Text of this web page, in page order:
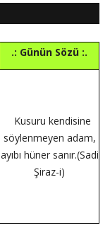
.: Günün Sözü :.
Kusuru kendisine
söylenmeyen adam,
ayıbı hüner sanır.(Sadi
Şiraz-i)